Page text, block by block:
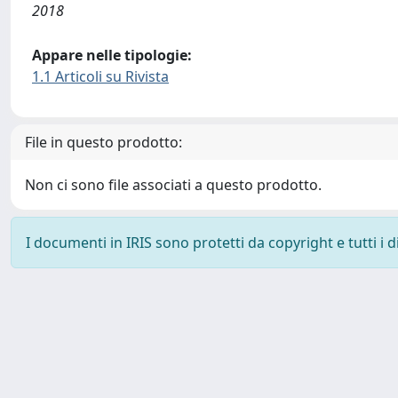
2018
Appare nelle tipologie:
1.1 Articoli su Rivista
File in questo prodotto:
Non ci sono file associati a questo prodotto.
I documenti in IRIS sono protetti da copyright e tutti i